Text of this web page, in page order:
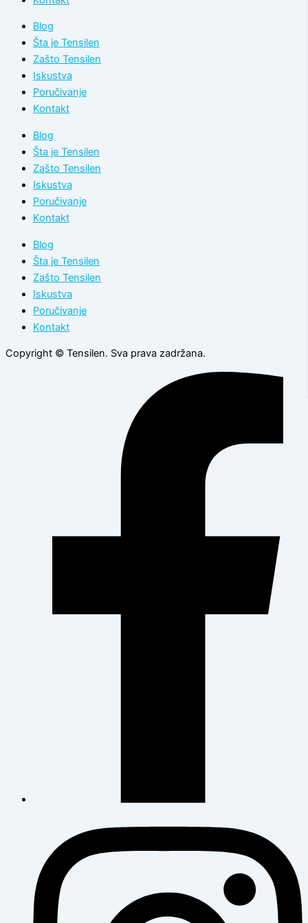
Blog
Šta je Tensilen
Zašto Tensilen
Iskustva
Poručivanje
Kontakt
Blog
Šta je Tensilen
Zašto Tensilen
Iskustva
Poručivanje
Kontakt
Blog
Šta je Tensilen
Zašto Tensilen
Iskustva
Poručivanje
Kontakt
Copyright © Tensilen. Sva prava zadržana.